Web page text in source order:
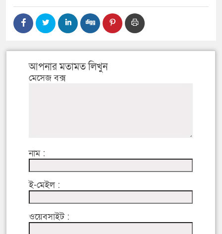
আপনার মতামত লিখুন
মেসেজ বক্স
নাম :
ই-মেইল :
ওয়েবসাইট :